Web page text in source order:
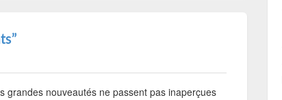
grandes nouveautés ne passent pas inaperçues